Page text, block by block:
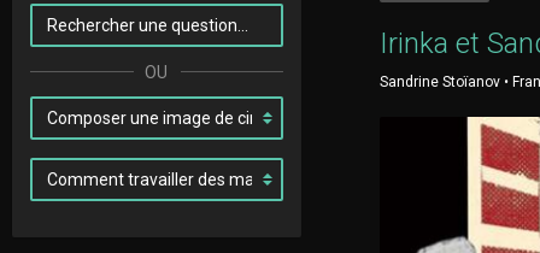
Irinka et
Sandrine Stoïanov •